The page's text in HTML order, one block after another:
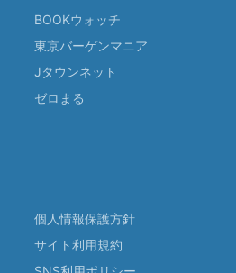
BOOKウォッチ
東京バーゲンマニア
Jタウンネット
ゼロまる
個人情報保護方針
サイト利用規約